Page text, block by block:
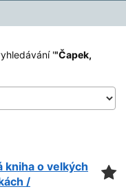
'"Čapek,
kniha o velkých
/